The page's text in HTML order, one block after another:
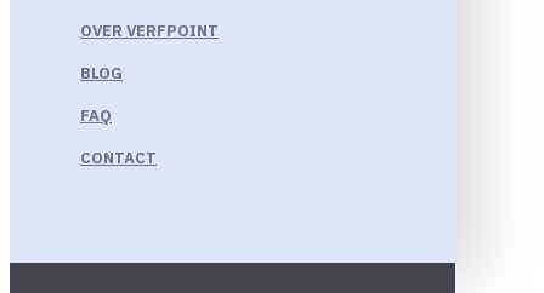
OVER VERFPOINT
BLOG
FAQ
CONTACT